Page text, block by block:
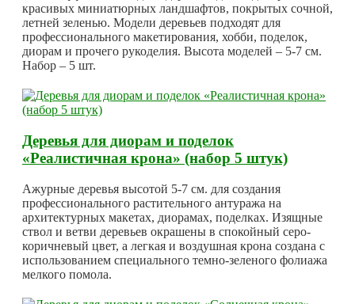
красивых миниатюрных ландшафтов, покрытых сочной,
летней зеленью. Модели деревьев подходят для
профессионального макетирования, хобби, поделок,
диорам и прочего рукоделия. Высота моделей – 5-7 см.
Набор – 5 шт.
Деревья для диорам и поделок
«Реалистичная крона» (набор 5 штук)
Ажурные деревья высотой 5-7 см. для создания
профессионального растительного антуража на
архитектурных макетах, диорамах, поделках. Изящные
ствол и ветви деревьев окрашены в спокойный серо-
коричневый цвет, а легкая и воздушная крона создана с
использованием специального темно-зеленого фолиажа
мелкого помола.